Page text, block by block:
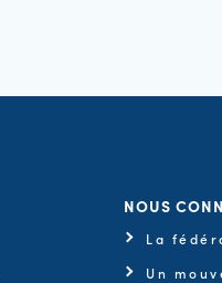
NOUS
La
Un